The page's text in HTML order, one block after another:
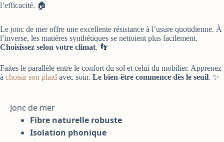
l’efficacité. 🏠
Le jonc de mer offre une excellente résistance à l’usure quotidienne. À
l’inverse, les matières synthétiques se nettoient plus facilement.
Choisissez selon votre climat. 👣
Faites le parallèle entre le confort du sol et celui du mobilier. Apprenez
à choisir son plaid avec soin. Le bien-être commence dès le seuil. ✨
Jonc de mer
Fibre naturelle robuste
Isolation phonique